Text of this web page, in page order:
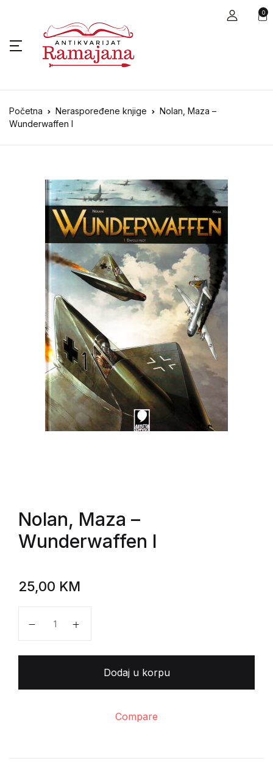
0
Početna Neraspoređene knjige
Nolan, Maza –
Wunderwaffen I
Nolan, Maza –
Wunderwaffen I
25,00 KM
Dodaj u korpu
Compare